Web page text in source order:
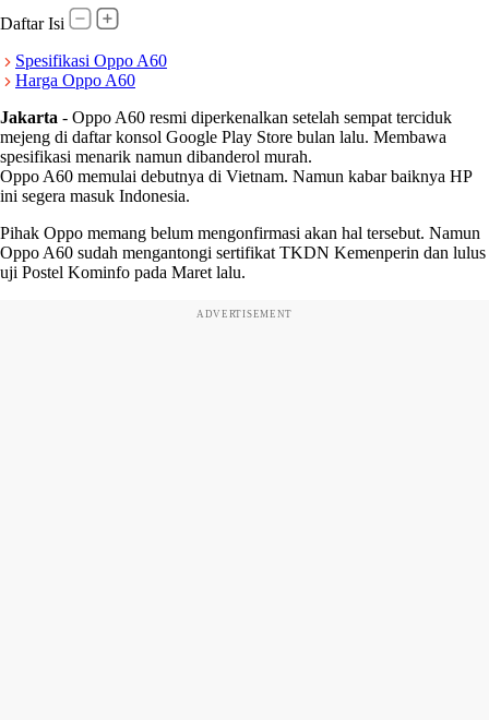
Daftar Isi
Spesifikasi Oppo A60
Harga Oppo A60
Jakarta - Oppo A60 resmi diperkenalkan setelah sempat terciduk
mejeng di daftar konsol Google Play Store bulan lalu. Membawa
spesifikasi menarik namun dibanderol murah.
Oppo A60 memulai debutnya di Vietnam. Namun kabar baiknya HP
ini segera masuk Indonesia.
Pihak Oppo memang belum mengonfirmasi akan hal tersebut. Namun
Oppo A60 sudah mengantongi sertifikat TKDN Kemenperin dan lulus
uji Postel Kominfo pada Maret lalu.
ADVERTISEMENT